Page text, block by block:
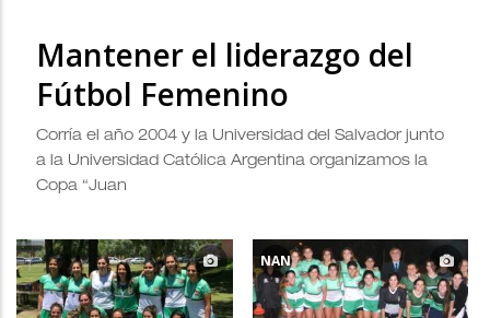
Mantener el liderazgo del
Fútbol Femenino
Corría el año 2004 y la Universidad del Salvador junto
a la Universidad Católica Argentina organizamos la
Copa “Juan
NAN